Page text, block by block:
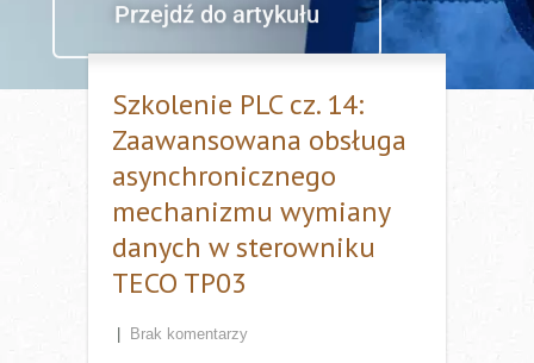
Szkolenie PLC cz. 14:
Zaawansowana obsługa
asynchronicznego
mechanizmu wymiany
danych w sterowniku
TECO TP03
Brak komentarzy